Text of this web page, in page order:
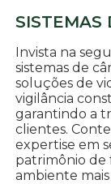
SISTEMAS
Invista na
sistemas de
soluções de
vigilância
garantindo a
clientes.
expertise em
patrimônio de
ambiente